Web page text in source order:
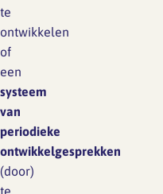
te
ontwikkelen
of
een
systeem
van
periodieke
ontwikkelgesprekken
(door)
te